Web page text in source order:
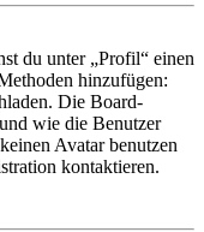
du unter „Profil“ einen
hinzufügen:
Die Board-
wie die Benutzer
Avatar benutzen
kontaktieren.